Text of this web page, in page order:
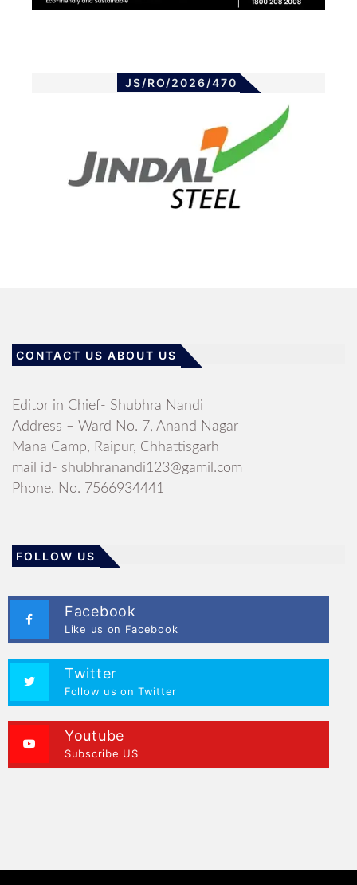
JS/RO/2026/470
CONTACT US ABOUT US
Editor in Chief- Shubhra Nandi
Address – Ward No. 7, Anand Nagar
Mana Camp, Raipur, Chhattisgarh
mail id- shubhranandi123@gamil.com
Phone. No. 7566934441
FOLLOW US
Facebook
Like us on Facebook
Twitter
Follow us on Twitter
Youtube
Subscribe US